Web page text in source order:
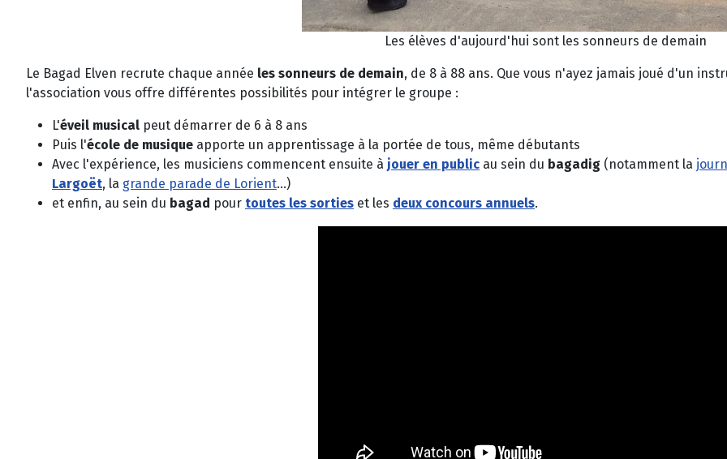
Les élèves d'aujourd'hui sont les sonneurs de demain
Le Bagad Elven recrute chaque année les sonneurs de demain, de 8 à 88 ans. Que vous n'ayez jamais joué d'un
l'association vous offre différentes possibilités pour intégrer le groupe :
L'éveil musical peut démarrer de 6 à 8 ans
Puis l'école de musique apporte un apprentissage à la portée de tous, même débutants
Avec l'expérience, les musiciens commencent ensuite à jouer en public au sein du bagadig (notamment la
Largoët, la grande parade de Lorient...)
et enfin, au sein du bagad pour toutes les sorties et les deux concours annuels.